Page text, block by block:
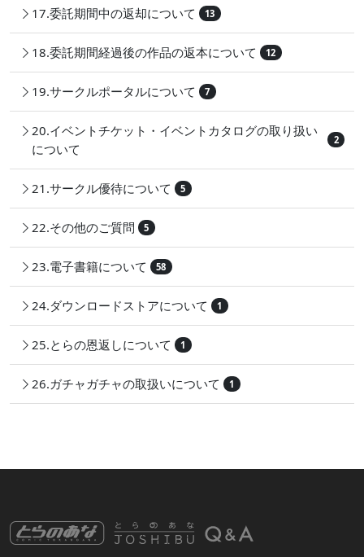
17.委託期間中の返却について 13
18.委託期間経過後の作品の返本について 12
19.サークルポータルについて 7
20.イベントチケット・イベントカタログの取り扱い
について
2
21.サークル優待について 5
22.その他のご質問 5
23.電子書籍について 58
24.ダウンロードストアについて 1
25.とらの恩返しについて 1
26.ガチャガチャの取扱いについて 1